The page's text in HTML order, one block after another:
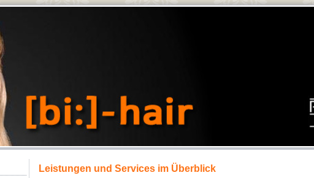
Leistungen und Services im Überblick